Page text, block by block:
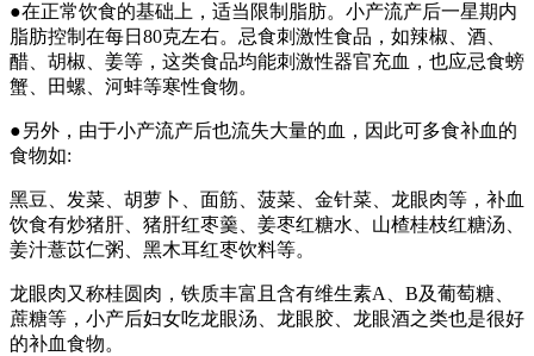
●在正常饮食的基础上，适当限制脂肪。小产流产后一星期内
脂肪控制在每日80克左右。忌食刺激性食品，如辣椒、酒、
醋、胡椒、姜等，这类食品均能刺激性器官充血，也应忌食螃
蟹、田螺、河蚌等寒性食物。
●另外，由于小产流产后也流失大量的血，因此可多食补血的
食物如:
黑豆、发菜、胡萝卜、面筋、菠菜、金针菜、龙眼肉等，补血
饮食有炒猪肝、猪肝红枣羹、姜枣红糖水、山楂桂枝红糖汤、
姜汁薏苡仁粥、黑木耳红枣饮料等。
龙眼肉又称桂圆肉，铁质丰富且含有维生素A、B及葡萄糖、
蔗糖等，小产后妇女吃龙眼汤、龙眼胶、龙眼酒之类也是很好
的补血食物。